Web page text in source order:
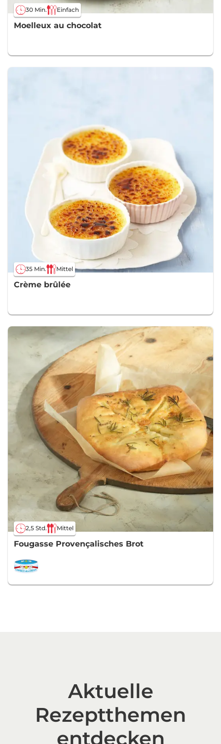
30 Min. Einfach
Moelleux au chocolat
35 Min. Mittel
Crème brûlée
2,5 Std. Mittel
Fougasse Provençalisches Brot
Aktuelle
Rezeptthemen
entdecken